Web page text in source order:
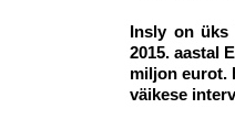
Insly on üks
2015. aastal
miljon eurot.
väikese